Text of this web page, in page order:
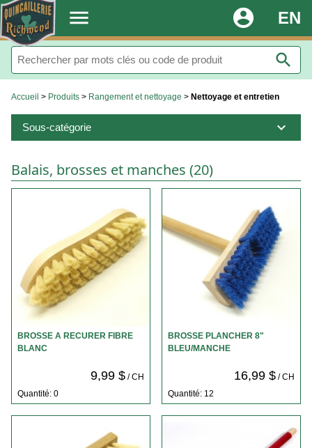
. menu EN
account_circle
search
Accueil > Produits > Rangement et nettoyage > Nettoyage et entretien
Sous-catégorie expand_more
Balais, brosses et manches (20)
BROSSE A RECURER FIBRE
BLANC
9,99 $/ CH
Quantité: 0
BROSSE PLANCHER 8"
BLEU/MANCHE
16,99 $/ CH
Quantité: 12